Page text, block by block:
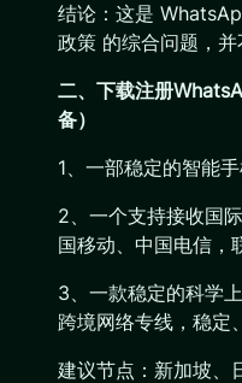
结论：这是
政策 的综合问题，
二、下载注册
备）
1、一部稳定的智能
2、一个支持接收国
国移动、中国电信，
3、一款稳定的科学
跨境网络专线，稳定
建议节点：新加坡、